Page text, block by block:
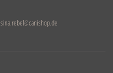
sina.rebel@canishop.de